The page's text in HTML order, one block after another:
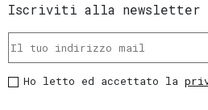
Iscriviti alla newsletter
Ho letto ed accettato la